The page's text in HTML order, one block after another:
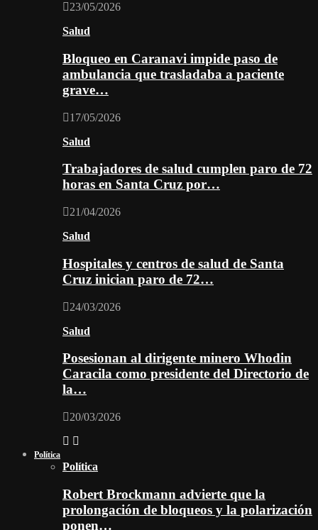
23/05/2026
Salud
Bloqueo en Caranavi impide paso de
ambulancia que trasladaba a paciente
grave…
17/05/2026
Salud
Trabajadores de salud cumplen paro de 72
horas en Santa Cruz por…
21/04/2026
Salud
Hospitales y centros de salud de Santa
Cruz inician paro de 72…
24/03/2026
Salud
Posesionan al dirigente minero Whodin
Caracila como presidente del Directorio de
la…
20/03/2026
Política
Política
Robert Brockmann advierte que la
prolongación de bloqueos y la polarización
ponen…